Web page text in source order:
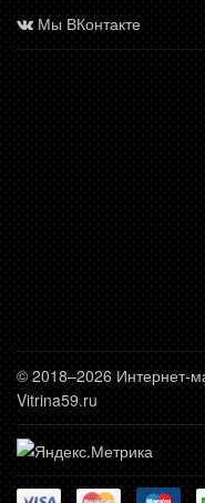
Мы ВКонтакте
© 2018–2026 Интернет-
Vitrina59.ru